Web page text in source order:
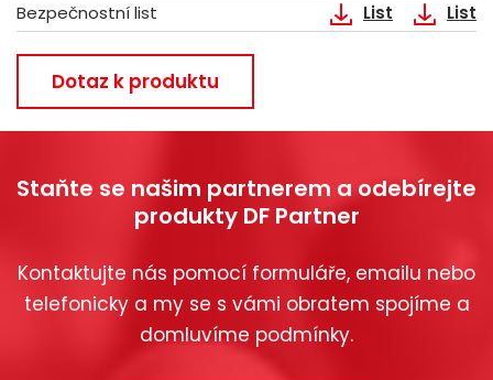
Bezpečnostní list
List List
Dotaz k produktu
Staňte se našim partnerem a odebírejte
produkty DF Partner
Kontaktujte nás pomocí formuláře, emailu nebo
telefonicky a my se s vámi obratem spojíme a
domluvíme podmínky.